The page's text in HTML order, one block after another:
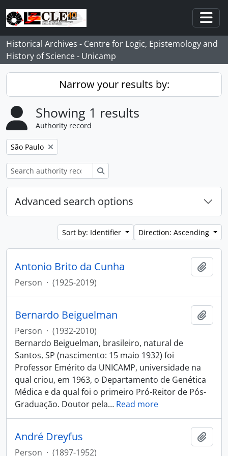
Skip to main content
Historical Archives - Centre for Logic, Epistemology and
History of Science - Unicamp
Narrow your results by:
Showing 1 results
Authority record
Remove filter:
São Paulo
Advanced search options
Sort by: Identifier Direction: Ascending
Antonio Brito da Cunha
Person · (1925-2019)
Bernardo Beiguelman
Person · (1932-2010)
Bernardo Beiguelman, brasileiro, natural de
Santos, SP (nascimento: 15 maio 1932) foi
Professor Emérito da UNICAMP, universidade na
qual criou, em 1963, o Departamento de Genética
Médica e da qual foi o primeiro Pró-Reitor de Pós-
Graduação. Doutor pela… Read more
André Dreyfus
Person · (1897-1952)